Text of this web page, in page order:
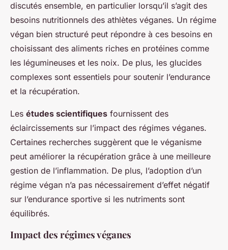
discutés ensemble, en particulier lorsqu’il s’agit des
besoins nutritionnels des athlètes véganes. Un régime
végan bien structuré peut répondre à ces besoins en
choisissant des aliments riches en protéines comme
les légumineuses et les noix. De plus, les glucides
complexes sont essentiels pour soutenir l’endurance
et la récupération.
Les études scientifiques fournissent des
éclaircissements sur l’impact des régimes véganes.
Certaines recherches suggèrent que le véganisme
peut améliorer la récupération grâce à une meilleure
gestion de l’inflammation. De plus, l’adoption d’un
régime végan n’a pas nécessairement d’effet négatif
sur l’endurance sportive si les nutriments sont
équilibrés.
Impact des régimes véganes